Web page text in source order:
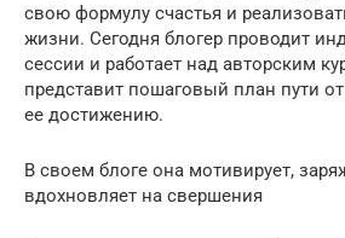
свою формулу счастья и
жизни. Сегодня блогер проводит
сессии и работает над авторским
представит пошаговый план пути
ее достижению.
В своем блоге она мотивирует,
вдохновляет на свершения